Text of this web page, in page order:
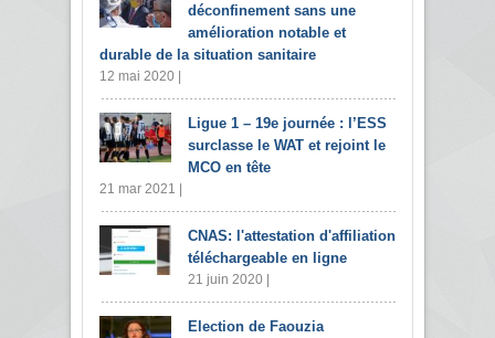
déconfinement sans une
amélioration notable et
durable de la situation sanitaire
12 mai 2020 |
Ligue 1 – 19e journée : l’ESS
surclasse le WAT et rejoint le
MCO en tête
21 mar 2021 |
CNAS: l'attestation d'affiliation
téléchargeable en ligne
21 juin 2020 |
Election de Faouzia